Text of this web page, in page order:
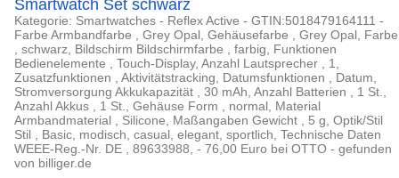
Smartwatch Set schwarz
Kategorie: Smartwatches - Reflex Active - GTIN:5018479164111 -
Farbe Armbandfarbe , Grey Opal, Gehäusefarbe , Grey Opal, Farbe
, schwarz, Bildschirm Bildschirmfarbe , farbig, Funktionen
Bedienelemente , Touch-Display, Anzahl Lautsprecher , 1,
Zusatzfunktionen , Aktivitätstracking, Datumsfunktionen , Datum,
Stromversorgung Akkukapazität , 30 mAh, Anzahl Batterien , 1 St.,
Anzahl Akkus , 1 St., Gehäuse Form , normal, Material
Armbandmaterial , Silicone, Maßangaben Gewicht , 5 g, Optik/Stil
Stil , Basic, modisch, casual, elegant, sportlich, Technische Daten
WEEE-Reg.-Nr. DE , 89633988, - 76,00 Euro bei OTTO - gefunden
von billiger.de